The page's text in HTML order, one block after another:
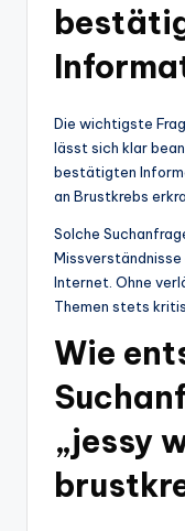
Die wichtigste
lässt sich klar
bestätigten
an Brustkrebs
Solche
Internet. Ohne
Themen stets
Wie
„jessy